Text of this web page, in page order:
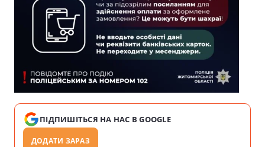
ПІДПИШІТЬСЯ НА НАС В GOOGLE
ДОДАТИ ЗАРАЗ